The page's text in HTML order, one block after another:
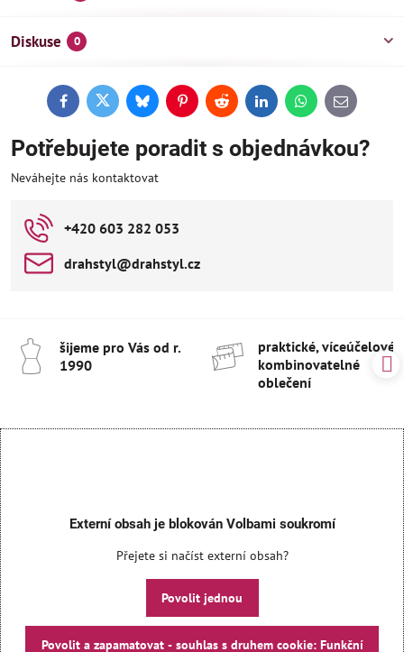
Diskuse 0
FacebookTwitterBlueskyPinterestReddit LinkedInWhatsApp
E-
mail
Potřebujete poradit s objednávkou?
Neváhejte nás kontaktovat
+420 603 282 053
drahstyl​@drahstyl​.cz
šijeme pro Vás od r​.
1990
praktické, víceúčelové
kombinovatelné
oblečení
Externí obsah je blokován Volbami soukromí
Přejete si načíst externí obsah?
Povolit jednou
Povolit a zapamatovat - souhlas s druhem cookie: Funkční